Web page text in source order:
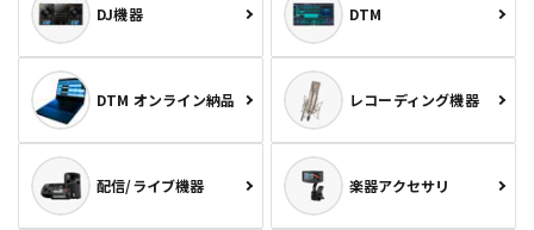
DJ機器 DTM
DTM オンライン納品 レコーディング機器
配信/ライブ機器 楽器アクセサリ